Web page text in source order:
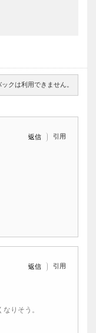
ックは利用できません。
返信 引用
返信 引用
りそう。